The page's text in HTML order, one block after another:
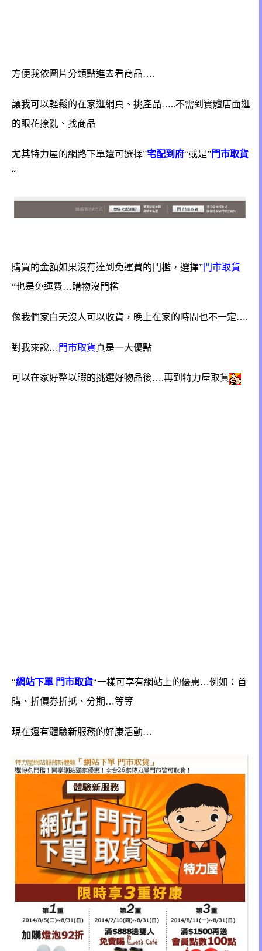
方便我依圖片分類點進去看商品….
讓我可以輕鬆的在家逛網頁、挑產品…..不需到實體店面逛
的眼花撩亂、找商品
尤其特力屋的網路下單還可選擇”宅配到府“或是”門市取貨
“
購買的金額如果沒有達到免運費的門檻，選擇”門市取貨
“也是免運費…購物沒門檻
像我們家白天沒人可以收貨，晚上在家的時間也不一定….
對我來說…門市取貨真是一大優點
可以在家好整以暇的挑選好物品後….再到特力屋取貨
“網站下單 門市取貨“一樣可享有網站上的優惠…例如：首
購、折價券折抵、分期…等等
現在還有體驗新服務的好康活動…